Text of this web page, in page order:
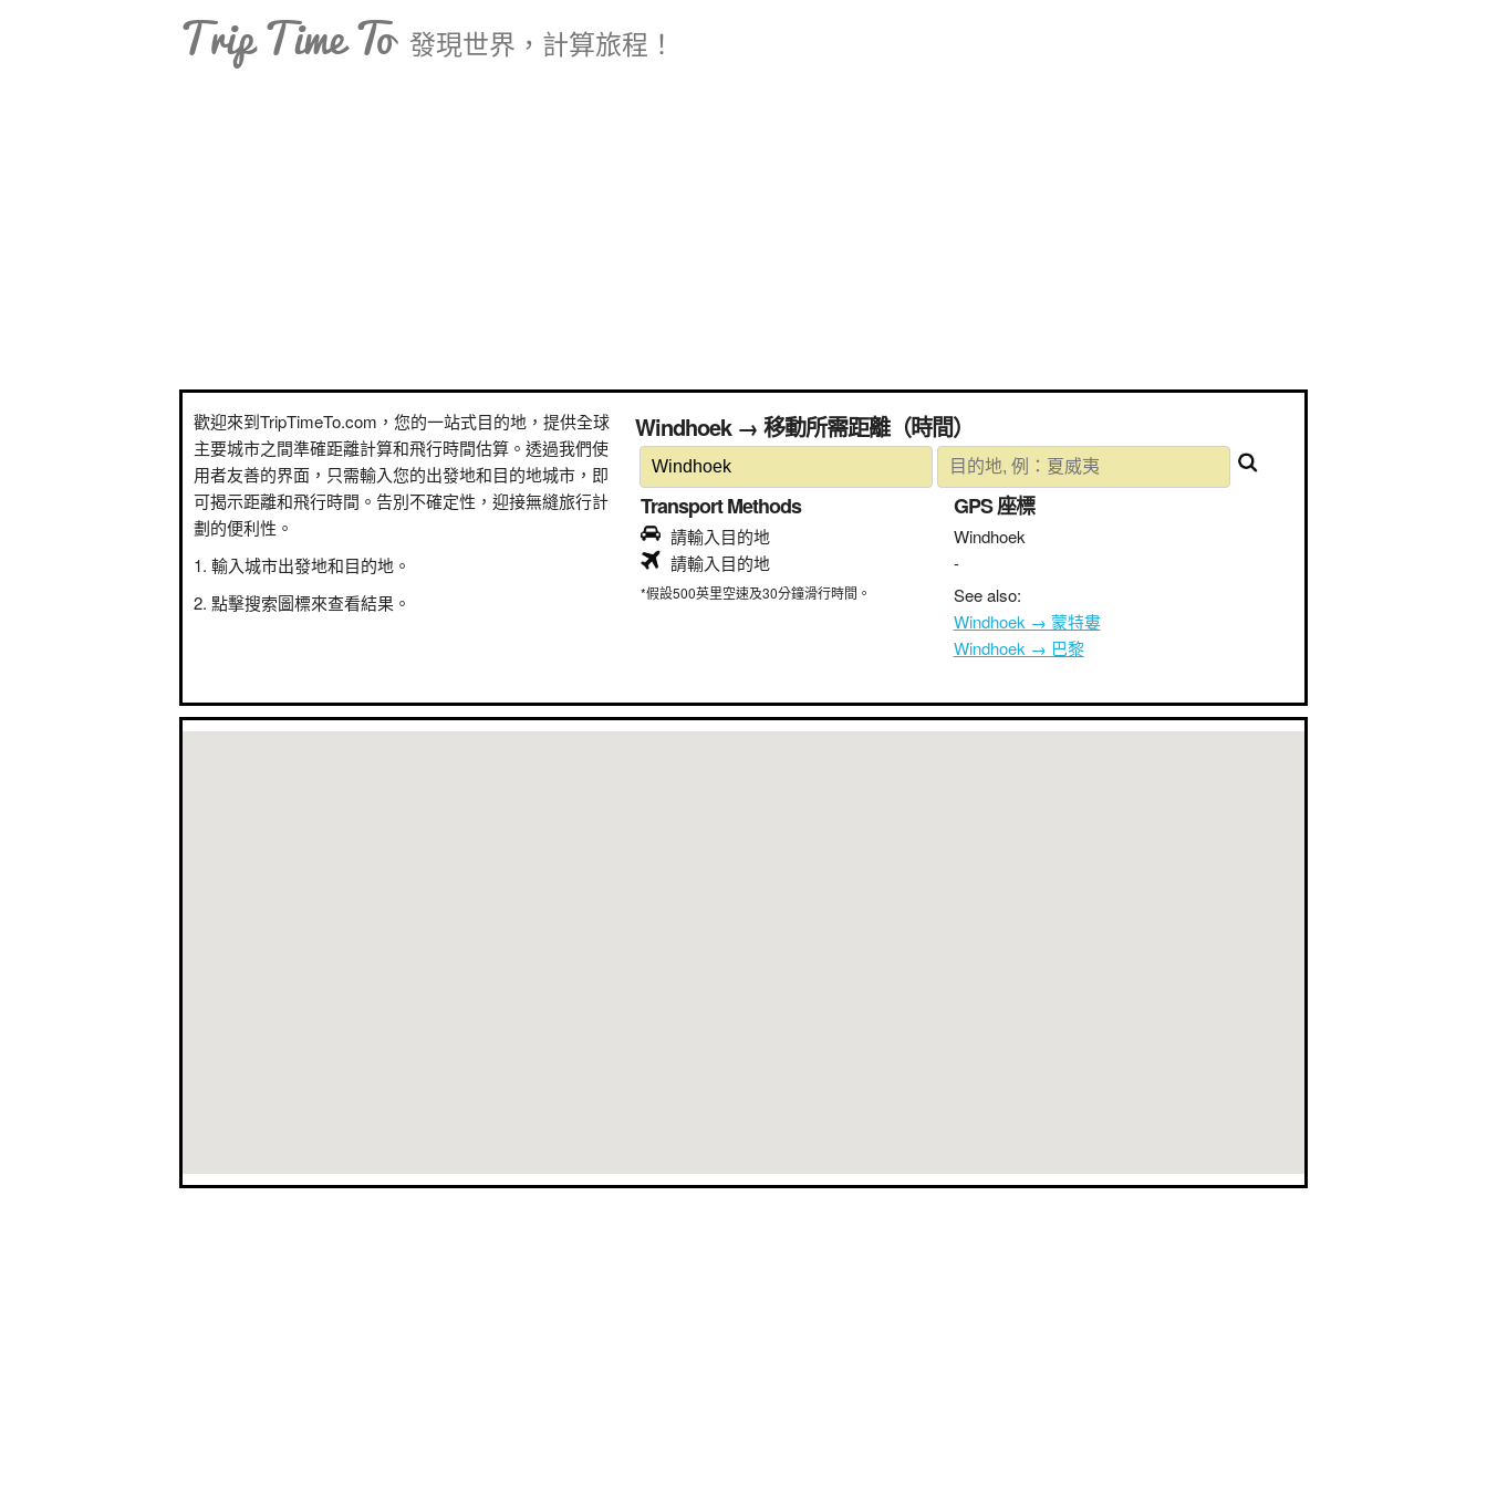
Trip Time To 發現世界，計算旅程！
歡迎來到TripTimeTo.com，您的一站式目的地，提供全球
主要城市之間準確距離計算和飛行時間估算。透過我們使
用者友善的界面，只需輸入您的出發地和目的地城市，即
可揭示距離和飛行時間。告別不確定性，迎接無縫旅行計
劃的便利性。
輸入城市出發地和目的地。
點擊搜索圖標來查看結果。
Windhoek → 移動所需距離（時間）
Transport Methods
請輸入目的地
請輸入目的地
*假設500英里空速及30分鐘滑行時間。
GPS 座標
Windhoek
-
See also:
Windhoek → 蒙特婁
Windhoek → 巴黎